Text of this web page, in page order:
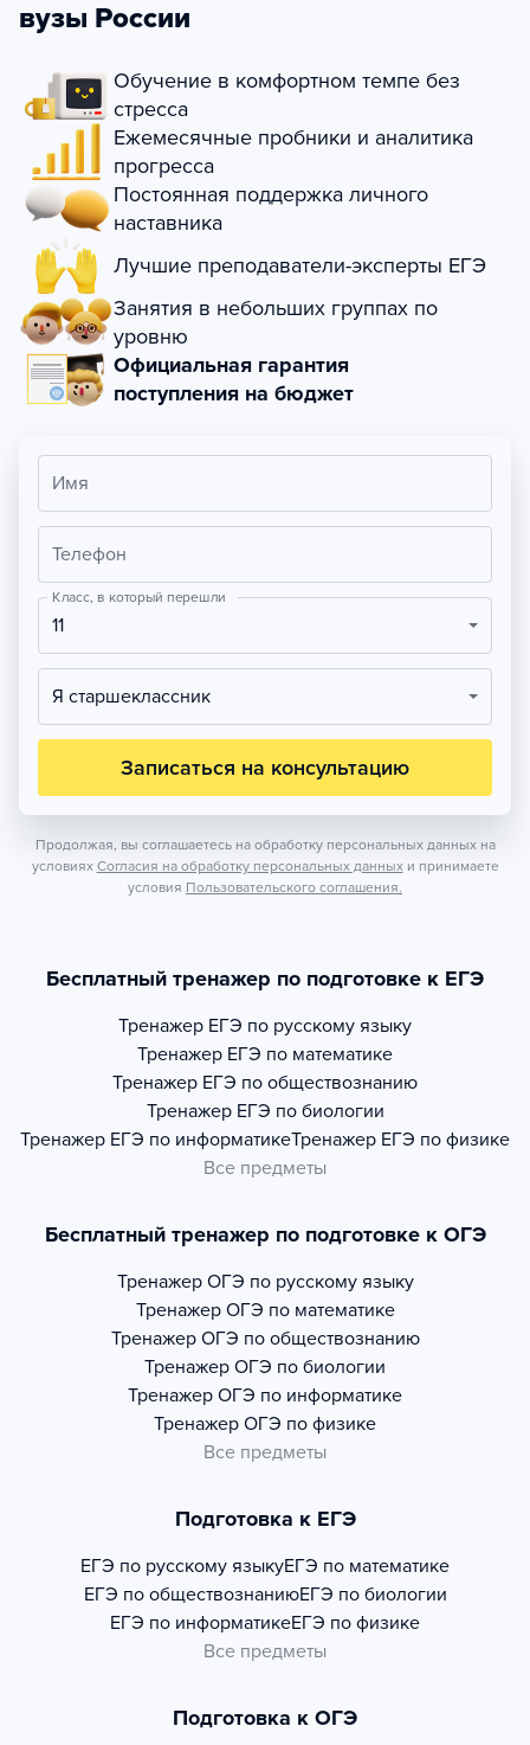
вузы России
Обучение в комфортном темпе без
стресса
Ежемесячные пробники и аналитика
прогресса
Постоянная поддержка личного
наставника
Лучшие преподаватели-эксперты ЕГЭ
Занятия в небольших группах по
уровню
Официальная гарантия
поступления на бюджет
Имя
Телефон
Класс, в который перешли
11
Я старшеклассник
Записаться на консультацию
Продолжая, вы соглашаетесь на обработку персональных данных на
условиях Согласия на обработку персональных данных и принимаете
условия Пользовательского соглашения.
Бесплатный тренажер по подготовке к ЕГЭ
Тренажер ЕГЭ по русскому языку
Тренажер ЕГЭ по математике
Тренажер ЕГЭ по обществознанию
Тренажер ЕГЭ по биологии
Тренажер ЕГЭ по информатикеТренажер ЕГЭ по физике
Все предметы
Бесплатный тренажер по подготовке к ОГЭ
Тренажер ОГЭ по русскому языку
Тренажер ОГЭ по математике
Тренажер ОГЭ по обществознанию
Тренажер ОГЭ по биологии
Тренажер ОГЭ по информатике
Тренажер ОГЭ по физике
Все предметы
Подготовка к ЕГЭ
ЕГЭ по русскому языкуЕГЭ по математике
ЕГЭ по обществознаниюЕГЭ по биологии
ЕГЭ по информатикеЕГЭ по физике
Все предметы
Подготовка к ОГЭ